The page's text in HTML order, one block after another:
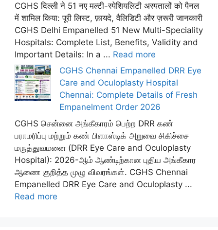
CGHS दिल्ली ने 51 नए मल्टी-स्पेशियलिटी अस्पतालों को पैनल
में शामिल किया: पूरी लिस्ट, फ़ायदे, वैलिडिटी और ज़रूरी जानकारी
CGHS Delhi Empanelled 51 New Multi-Speciality
Hospitals: Complete List, Benefits, Validity and
Important Details: In a ... Read more
CGHS Chennai Empanelled DRR Eye
Care and Oculoplasty Hospital
Chennai: Complete Details of Fresh
Empanelment Order 2026
CGHS சென்னை அங்கீகாரம் பெற்ற DRR கண்
பராமரிப்பு மற்றும் கண் பிளாஸ்டிக் அறுவை சிகிச்சை
மருத்துவமனை (DRR Eye Care and Oculoplasty
Hospital): 2026-ஆம் ஆண்டிற்கான புதிய அங்கீகார
ஆணை குறித்த முழு விவரங்கள். CGHS Chennai
Empanelled DRR Eye Care and Oculoplasty ...
Read more